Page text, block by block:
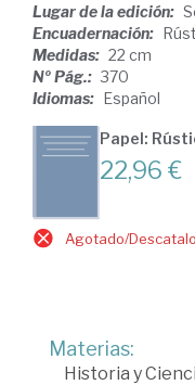
Lugar de la edición:
Encuadernación:
Medidas: 22 cm
Nº Pág.: 370
Idiomas: Español
Papel:
22,96 €
Agotado/
Materias:
Historia y